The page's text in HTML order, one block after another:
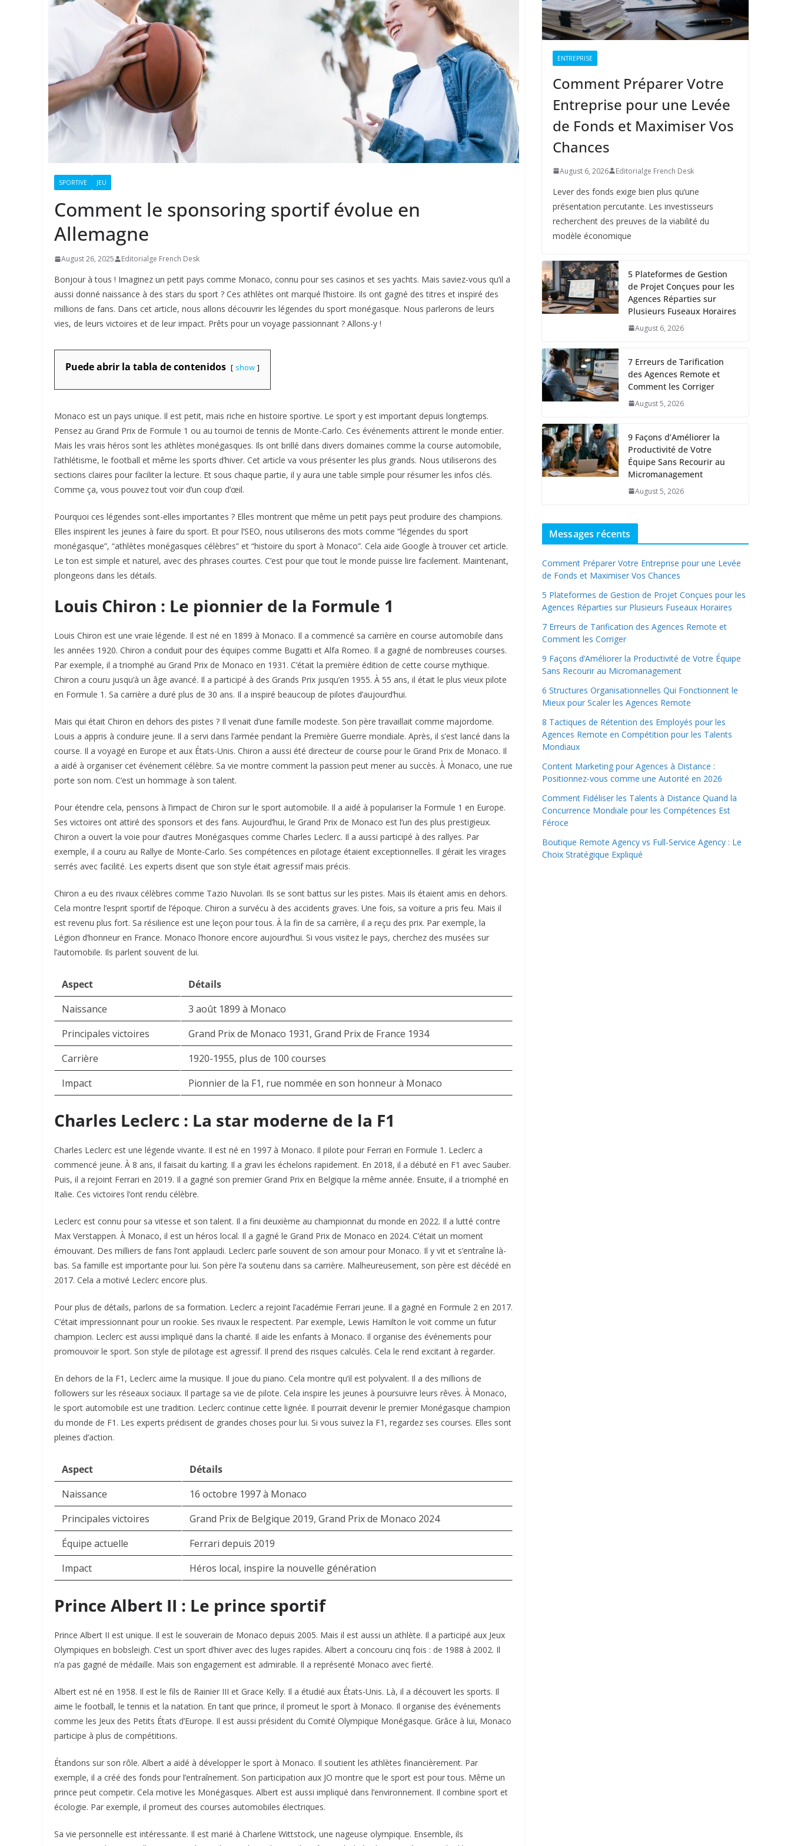
SPORTIVE JEU
Comment le sponsoring sportif évolue en
Allemagne
August 26, 2025 Editorialge French Desk
Bonjour à tous ! Imaginez un petit pays comme Monaco, connu pour ses casinos et ses yachts. Mais saviez-vous qu’il a
aussi donné naissance à des stars du sport ? Ces athlètes ont marqué l’histoire. Ils ont gagné des titres et inspiré des
millions de fans. Dans cet article, nous allons découvrir les légendes du sport monégasque. Nous parlerons de leurs
vies, de leurs victoires et de leur impact. Prêts pour un voyage passionnant ? Allons-y !
Puede abrir la tabla de contenidos show
Monaco est un pays unique. Il est petit, mais riche en histoire sportive. Le sport y est important depuis longtemps.
Pensez au Grand Prix de Formule 1 ou au tournoi de tennis de Monte-Carlo. Ces événements attirent le monde entier.
Mais les vrais héros sont les athlètes monégasques. Ils ont brillé dans divers domaines comme la course automobile,
l’athlétisme, le football et même les sports d’hiver. Cet article va vous présenter les plus grands. Nous utiliserons des
sections claires pour faciliter la lecture. Et sous chaque partie, il y aura une table simple pour résumer les infos clés.
Comme ça, vous pouvez tout voir d’un coup d’œil.
Pourquoi ces légendes sont-elles importantes ? Elles montrent que même un petit pays peut produire des champions.
Elles inspirent les jeunes à faire du sport. Et pour l’SEO, nous utiliserons des mots comme “légendes du sport
monégasque”, “athlètes monégasques célèbres” et “histoire du sport à Monaco”. Cela aide Google à trouver cet article.
Le ton est simple et naturel, avec des phrases courtes. C’est pour que tout le monde puisse lire facilement. Maintenant,
plongeons dans les détails.
Louis Chiron : Le pionnier de la Formule 1
Louis Chiron est une vraie légende. Il est né en 1899 à Monaco. Il a commencé sa carrière en course automobile dans
les années 1920. Chiron a conduit pour des équipes comme Bugatti et Alfa Romeo. Il a gagné de nombreuses courses.
Par exemple, il a triomphé au Grand Prix de Monaco en 1931. C’était la première édition de cette course mythique.
Chiron a couru jusqu’à un âge avancé. Il a participé à des Grands Prix jusqu’en 1955. À 55 ans, il était le plus vieux pilote
en Formule 1. Sa carrière a duré plus de 30 ans. Il a inspiré beaucoup de pilotes d’aujourd’hui.
Mais qui était Chiron en dehors des pistes ? Il venait d’une famille modeste. Son père travaillait comme majordome.
Louis a appris à conduire jeune. Il a servi dans l’armée pendant la Première Guerre mondiale. Après, il s’est lancé dans la
course. Il a voyagé en Europe et aux États-Unis. Chiron a aussi été directeur de course pour le Grand Prix de Monaco. Il
a aidé à organiser cet événement célèbre. Sa vie montre comment la passion peut mener au succès. À Monaco, une rue
porte son nom. C’est un hommage à son talent.
Pour étendre cela, pensons à l’impact de Chiron sur le sport automobile. Il a aidé à populariser la Formule 1 en Europe.
Ses victoires ont attiré des sponsors et des fans. Aujourd’hui, le Grand Prix de Monaco est l’un des plus prestigieux.
Chiron a ouvert la voie pour d’autres Monégasques comme Charles Leclerc. Il a aussi participé à des rallyes. Par
exemple, il a couru au Rallye de Monte-Carlo. Ses compétences en pilotage étaient exceptionnelles. Il gérait les virages
serrés avec facilité. Les experts disent que son style était agressif mais précis.
Chiron a eu des rivaux célèbres comme Tazio Nuvolari. Ils se sont battus sur les pistes. Mais ils étaient amis en dehors.
Cela montre l’esprit sportif de l’époque. Chiron a survécu à des accidents graves. Une fois, sa voiture a pris feu. Mais il
est revenu plus fort. Sa résilience est une leçon pour tous. À la fin de sa carrière, il a reçu des prix. Par exemple, la
Légion d’honneur en France. Monaco l’honore encore aujourd’hui. Si vous visitez le pays, cherchez des musées sur
l’automobile. Ils parlent souvent de lui.
Aspect
Détails
Naissance
3 août 1899 à Monaco
Principales victoires
Grand Prix de Monaco 1931, Grand Prix de France 1934
Carrière
1920-1955, plus de 100 courses
Impact
Pionnier de la F1, rue nommée en son honneur à Monaco
Charles Leclerc : La star moderne de la F1
Charles Leclerc est une légende vivante. Il est né en 1997 à Monaco. Il pilote pour Ferrari en Formule 1. Leclerc a
commencé jeune. À 8 ans, il faisait du karting. Il a gravi les échelons rapidement. En 2018, il a débuté en F1 avec Sauber.
Puis, il a rejoint Ferrari en 2019. Il a gagné son premier Grand Prix en Belgique la même année. Ensuite, il a triomphé en
Italie. Ces victoires l’ont rendu célèbre.
Leclerc est connu pour sa vitesse et son talent. Il a fini deuxième au championnat du monde en 2022. Il a lutté contre
Max Verstappen. À Monaco, il est un héros local. Il a gagné le Grand Prix de Monaco en 2024. C’était un moment
émouvant. Des milliers de fans l’ont applaudi. Leclerc parle souvent de son amour pour Monaco. Il y vit et s’entraîne là-
bas. Sa famille est importante pour lui. Son père l’a soutenu dans sa carrière. Malheureusement, son père est décédé en
2017. Cela a motivé Leclerc encore plus.
Pour plus de détails, parlons de sa formation. Leclerc a rejoint l’académie Ferrari jeune. Il a gagné en Formule 2 en 2017.
C’était impressionnant pour un rookie. Ses rivaux le respectent. Par exemple, Lewis Hamilton le voit comme un futur
champion. Leclerc est aussi impliqué dans la charité. Il aide les enfants à Monaco. Il organise des événements pour
promouvoir le sport. Son style de pilotage est agressif. Il prend des risques calculés. Cela le rend excitant à regarder.
En dehors de la F1, Leclerc aime la musique. Il joue du piano. Cela montre qu’il est polyvalent. Il a des millions de
followers sur les réseaux sociaux. Il partage sa vie de pilote. Cela inspire les jeunes à poursuivre leurs rêves. À Monaco,
le sport automobile est une tradition. Leclerc continue cette lignée. Il pourrait devenir le premier Monégasque champion
du monde de F1. Les experts prédisent de grandes choses pour lui. Si vous suivez la F1, regardez ses courses. Elles sont
pleines d’action.
Aspect
Détails
Naissance
16 octobre 1997 à Monaco
Principales victoires
Grand Prix de Belgique 2019, Grand Prix de Monaco 2024
Équipe actuelle
Ferrari depuis 2019
Impact
Héros local, inspire la nouvelle génération
Prince Albert II : Le prince sportif
Prince Albert II est unique. Il est le souverain de Monaco depuis 2005. Mais il est aussi un athlète. Il a participé aux Jeux
Olympiques en bobsleigh. C’est un sport d’hiver avec des luges rapides. Albert a concouru cinq fois : de 1988 à 2002. Il
n’a pas gagné de médaille. Mais son engagement est admirable. Il a représenté Monaco avec fierté.
Albert est né en 1958. Il est le fils de Rainier III et Grace Kelly. Il a étudié aux États-Unis. Là, il a découvert les sports. Il
aime le football, le tennis et la natation. En tant que prince, il promeut le sport à Monaco. Il organise des événements
comme les Jeux des Petits États d’Europe. Il est aussi président du Comité Olympique Monégasque. Grâce à lui, Monaco
participe à plus de compétitions.
Étandons sur son rôle. Albert a aidé à développer le sport à Monaco. Il soutient les athlètes financièrement. Par
exemple, il a créé des fonds pour l’entraînement. Son participation aux JO montre que le sport est pour tous. Même un
prince peut competir. Cela motive les Monégasques. Albert est aussi impliqué dans l’environnement. Il combine sport et
écologie. Par exemple, il promeut des courses automobiles électriques.
Sa vie personnelle est intéressante. Il est marié à Charlene Wittstock, une nageuse olympique. Ensemble, ils
ENTREPRISE
Comment Préparer Votre
Entreprise pour une Levée
de Fonds et Maximiser Vos
Chances
August 6, 2026 Editorialge French Desk
Lever des fonds exige bien plus qu’une
présentation percutante. Les investisseurs
recherchent des preuves de la viabilité du
modèle économique
5 Plateformes de Gestion
de Projet Conçues pour les
Agences Réparties sur
Plusieurs Fuseaux Horaires
August 6, 2026
7 Erreurs de Tarification
des Agences Remote et
Comment les Corriger
August 5, 2026
9 Façons d’Améliorer la
Productivité de Votre
Équipe Sans Recourir au
Micromanagement
August 5, 2026
Messages récents
Comment Préparer Votre Entreprise pour une Levée
de Fonds et Maximiser Vos Chances
5 Plateformes de Gestion de Projet Conçues pour les
Agences Réparties sur Plusieurs Fuseaux Horaires
7 Erreurs de Tarification des Agences Remote et
Comment les Corriger
9 Façons d’Améliorer la Productivité de Votre Équipe
Sans Recourir au Micromanagement
6 Structures Organisationnelles Qui Fonctionnent le
Mieux pour Scaler les Agences Remote
8 Tactiques de Rétention des Employés pour les
Agences Remote en Compétition pour les Talents
Mondiaux
Content Marketing pour Agences à Distance :
Positionnez-vous comme une Autorité en 2026
Comment Fidéliser les Talents à Distance Quand la
Concurrence Mondiale pour les Compétences Est
Féroce
Boutique Remote Agency vs Full-Service Agency : Le
Choix Stratégique Expliqué